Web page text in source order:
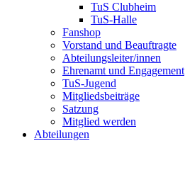
TuS Clubheim
TuS-Halle
Fanshop
Vorstand und Beauftragte
Abteilungsleiter/innen
Ehrenamt und Engagement
TuS-Jugend
Mitgliedsbeiträge
Satzung
Mitglied werden
Abteilungen